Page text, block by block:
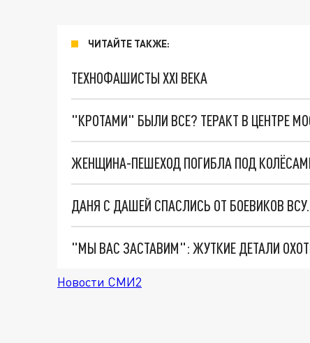
ЧИТАЙТЕ ТАКЖЕ:
ТЕХНОФАШИСТЫ XXI ВЕКА
"КРОТАМИ" БЫЛИ ВСЕ? ТЕРАКТ В ЦЕНТРЕ
ЖЕНЩИНА-ПЕШЕХОД ПОГИБЛА ПОД
ДАНЯ С ДАШЕЙ СПАСЛИСЬ ОТ БОЕВИКОВ
Новости СМИ2